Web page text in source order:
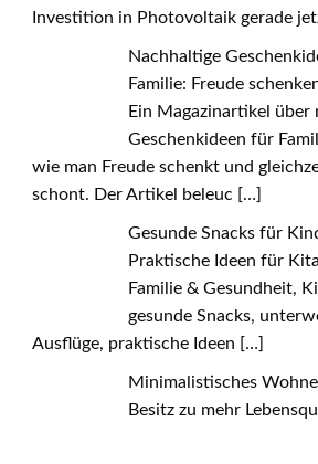
Investition in Photovoltaik gerade
Nachhaltige
Familie: Freude
Ein Magazinartikel über
Geschenkideen für
wie man Freude schenkt und
schont. Der Artikel beleuc […]
Gesunde Snacks für
Praktische Ideen für
Familie & Gesundheit,
gesunde Snacks,
Ausflüge, praktische Ideen […]
Minimalistisches
Besitz zu mehr